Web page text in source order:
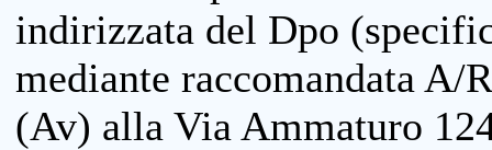
indirizzata del Dpo
mediante raccomandata
(Av) alla Via Ammaturo